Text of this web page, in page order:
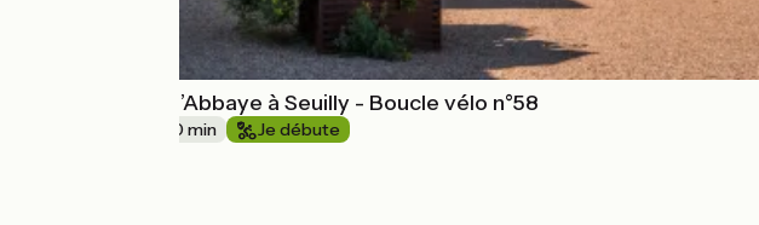
De Fontevraud l’Abbaye à Seuilly - Boucle vélo n°58
1 h 00 min Je débute